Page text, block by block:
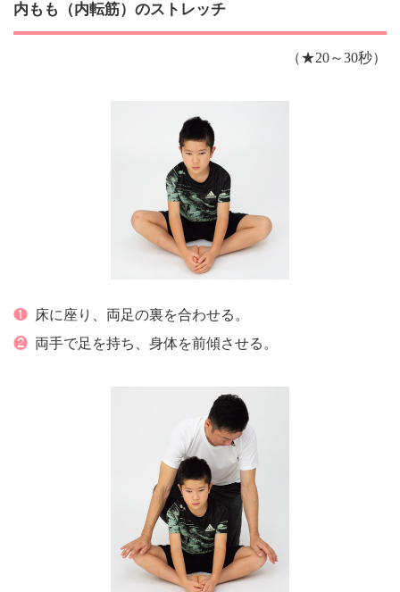
内もも（内転筋）のストレッチ
（★20～30秒）
❶ 床に座り、両足の裏を合わせる。
❷ 両手で足を持ち、身体を前傾させる。